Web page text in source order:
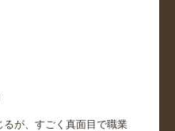
が、すごく真面目で職業